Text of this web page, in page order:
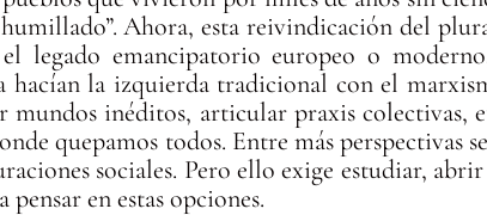
Ahora, esta reivindicación del
legado emancipatorio europeo o
hacían la izquierda tradicional con el
mundos inéditos, articular praxis colectivas,
quepamos todos. Entre más perspectivas
sociales. Pero ello exige estudiar,
en estas opciones.